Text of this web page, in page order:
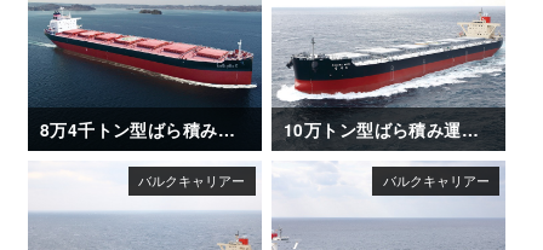
8万4千トン型ばら積み運搬船「SAIKAI MARU II」 10万トン型ばら積み運搬船「KAGAWA MARU」竣工